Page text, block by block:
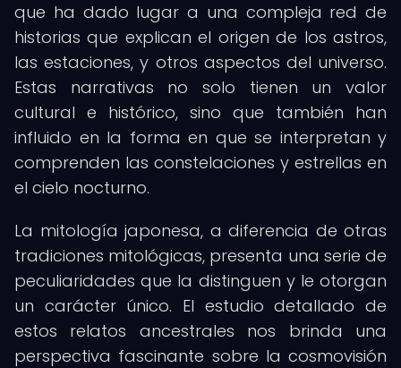
que ha dado lugar a una compleja red de
historias que explican el origen de los astros,
las estaciones, y otros aspectos del universo.
Estas narrativas no solo tienen un valor
cultural e histórico, sino que también han
influido en la forma en que se interpretan y
comprenden las constelaciones y estrellas en
el cielo nocturno.
La mitología japonesa, a diferencia de otras
tradiciones mitológicas, presenta una serie de
peculiaridades que la distinguen y le otorgan
un carácter único. El estudio detallado de
estos relatos ancestrales nos brinda una
perspectiva fascinante sobre la cosmovisión